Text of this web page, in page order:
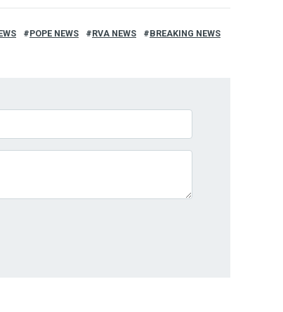
POPE NEWS RVA NEWS BREAKING NEWS